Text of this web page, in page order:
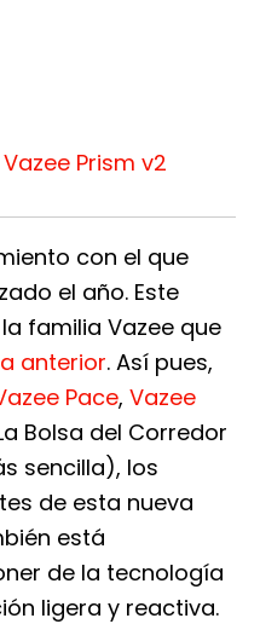
Prism v2
con el que
el año. Este
familia Vazee que
anterior. Así pues,
Pace, Vazee
Bolsa del Corredor
sencilla), los
de esta nueva
está
de la tecnología
ligera y reactiva.